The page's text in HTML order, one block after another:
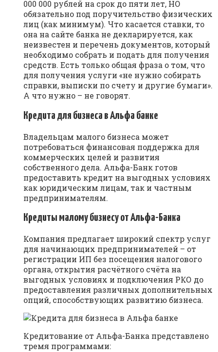
000 000 рублей на срок до пяти лет, НО
обязательно под поручительство физических
лиц (как минимум). Что касается ставки, то
она на сайте банка не декларируется, как
неизвестен и перечень документов, который
необходимо собрать и подать для получения
средств. Есть только общая фраза о том, что
для получения услуги «не нужно собирать
справки, выписки по счету и другие бумаги».
А что нужно – не говорят.
Кредита для бизнеса в Альфа банке
Владельцам малого бизнеса может
потребоваться финансовая поддержка для
коммерческих целей и развития
собственного дела. Альфа-Банк готов
предоставить кредит на выгодных условиях
как юридическим лицам, так и частным
предпринимателям.
Кредиты малому бизнесу от Альфа-Банка
Компания предлагает широкий спектр услуг
для начинающих предпринимателей – от
регистрации ИП без посещения налогового
органа, открытия расчётного счёта на
выгодных условиях и подключения РКО до
предоставления различных дополнительных
опций, способствующих развитию бизнеса.
Кредитование от Альфа-Банка представлено
тремя программами: